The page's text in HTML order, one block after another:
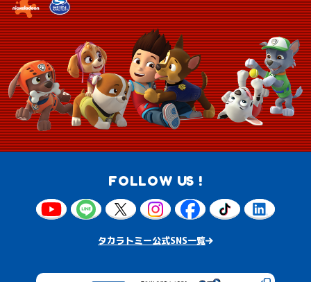
FOLLOW US !
タカラトミー公式SNS一覧